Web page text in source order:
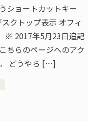
ショートカットキー
クトップ表示 オフィ
※ 2017年5月23日追記
ちらのページへのアク
どうやら […]